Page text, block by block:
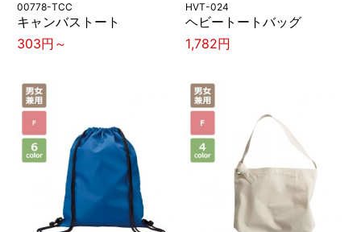
00778-TCC
キャンバストート
303円～
HVT-024
ヘビートートバッグ
1,782円